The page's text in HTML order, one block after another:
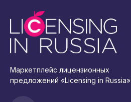
Маркетплейс лицензионных
предложений «Licensing in Russia»